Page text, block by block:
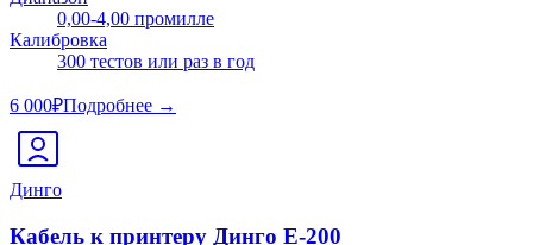
0,00-4,00 промилле
Калибровка
300 тестов или раз в год
6 000₽Подробнее →
Динго
Кабель к принтеру Динго Е-200